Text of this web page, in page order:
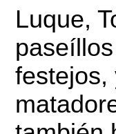
Luque,
festejos,